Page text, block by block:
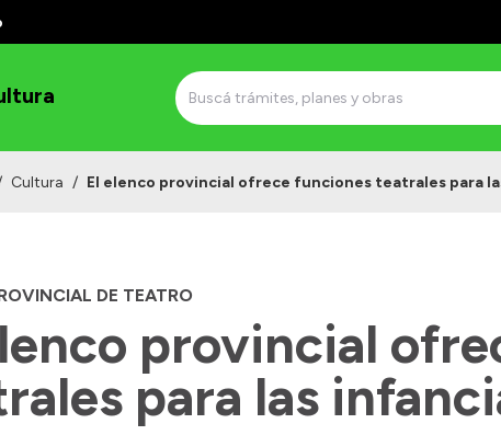
Cultura / El elenco provincial ofrece funciones teatrales para
DE TEATRO
provincial
para las